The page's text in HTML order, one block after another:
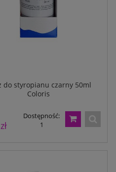
do styropianu czarny 50ml
Coloris
Dostępność:
1